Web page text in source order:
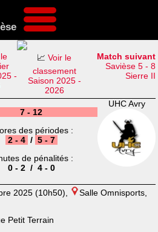
-
📈Voir le
classement
Saison 2025 -
2026
Match suivant
Savièse 5 - 8
Sierre II
7 - 12
des périodes :
2 - 4 / 5 - 7
de pénalités :
0 - 2 / 4 - 0
UHC Avry
2025 (10h50),
Salle Omnisports,
Petit Terrain